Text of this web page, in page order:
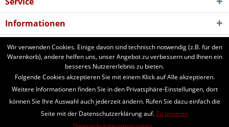
Informationen
Newsletter
aforst.com - Ihr Fachhändler für Patura Weide- und Stalltechnik,
Weidezäune, Euronetze, electra Weidezaungeräte. 24 Stunden online
bestellen. Beratung vom Fachmann per Telefon und Email. Kaufen Sie
Weidezaungeräte, Zaunpfähle, Heuraufen, Panels, Fressgitter,
Tränkebecken, Windschutznetze, Schafhorden, Schafnetze...
Wir verwenden Cookies. Einige davon sind technisch notwendig (z.B. für den
Warenkorb), andere helfen uns, unser Angebot zu verbessern und Ihnen ein
besseres Nutzererlebnis zu bieten.
Folgende Cookies akzeptieren Sie mit einem Klick auf Alle akzeptieren.
Weitere Informationen finden Sie in den Privatsphäre-Einstellungen, dort
können Sie Ihre Auswahl auch jederzeit ändern. Rufen Sie dazu einfach die
Seite mit der Datenschutzerklärung auf.Zu unseren